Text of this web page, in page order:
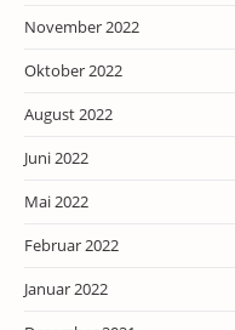
November 2022
Oktober 2022
August 2022
Juni 2022
Mai 2022
Februar 2022
Januar 2022